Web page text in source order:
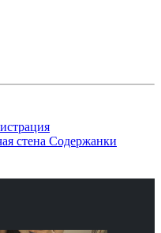
стена Содержанки